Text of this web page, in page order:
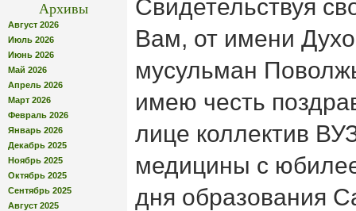
Архивы
Август 2026
Июль 2026
Июнь 2026
Май 2026
Апрель 2026
Март 2026
Февраль 2026
Январь 2026
Декабрь 2025
Ноябрь 2025
Октябрь 2025
Сентябрь 2025
Август 2025
Свидетельствуя
Вам, от имени
мусульман
имею честь
лице коллектив
медицины с
дня образования